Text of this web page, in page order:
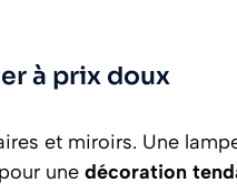
à prix doux
et miroirs. Une
une décoration